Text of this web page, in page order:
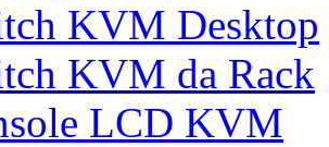
KVM Desktop
KVM da Rack
LCD KVM